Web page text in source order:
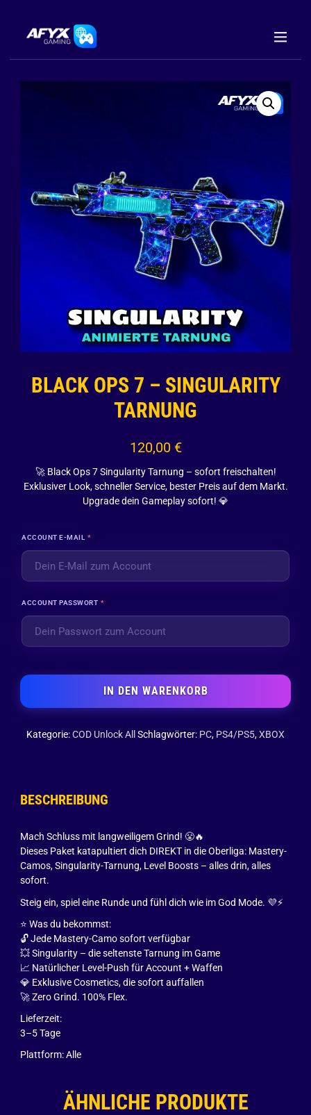
BLACK OPS 7 – SINGULARITY
TARNUNG
120,00 €
🚀 Black Ops 7 Singularity Tarnung – sofort freischalten!
Exklusiver Look, schneller Service, bester Preis auf dem Markt.
Upgrade dein Gameplay sofort! 💎
ACCOUNT E-MAIL *
ACCOUNT PASSWORT *
IN DEN WARENKORB
Kategorie:COD Unlock All Schlagwörter: PC, PS4/PS5,XBOX
BESCHREIBUNG
Mach Schluss mit langweiligem Grind! 😤🔥
Dieses Paket katapultiert dich DIREKT in die Oberliga: Mastery-
Camos, Singularity-Tarnung, Level Boosts – alles drin, alles
sofort.
Steig ein, spiel eine Runde und fühl dich wie im God Mode. 💜⚡
⭐ Was du bekommst:
🔓 Jede Mastery-Camo sofort verfügbar
💥 Singularity – die seltenste Tarnung im Game
📈 Natürlicher Level-Push für Account + Waffen
💎 Exklusive Cosmetics, die sofort auffallen
🚀 Zero Grind. 100% Flex.
Lieferzeit:
3–5 Tage
Plattform: Alle
ÄHNLICHE PRODUKTE